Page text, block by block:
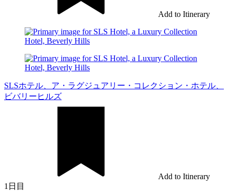
Add to Itinerary
SLSホテル、ア・ラグジュアリー・コレクション・ホテル、
ビバリーヒルズ
Add to Itinerary
1日目